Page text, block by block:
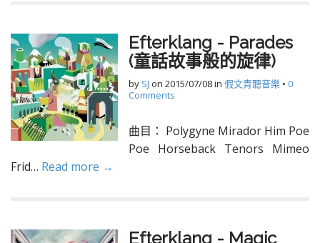
Efterklang - Parades
(童話故事般的旋律)
by SJ on 2015/07/08in 假文青聽音樂 • 0
Comments
曲目： Polygyne Mirador Him Poe
Poe Horseback Tenors Mimeo
Frid… Read more →
Efterklang - Magic